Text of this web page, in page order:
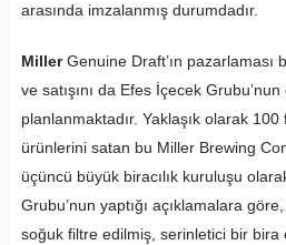
arasında imzalanmış durumdadır.
MillerGenuine Draft’ın pazarlaması
ve satışını da Efes İçecek
planlanmaktadır. Yaklaşık olarak
ürünlerini satan bu Miller Brewing
üçüncü büyük biracılık kuruluşu
Grubu’nun yaptığı açıklamalara
soğuk filtre edilmiş, serinletici bir bira